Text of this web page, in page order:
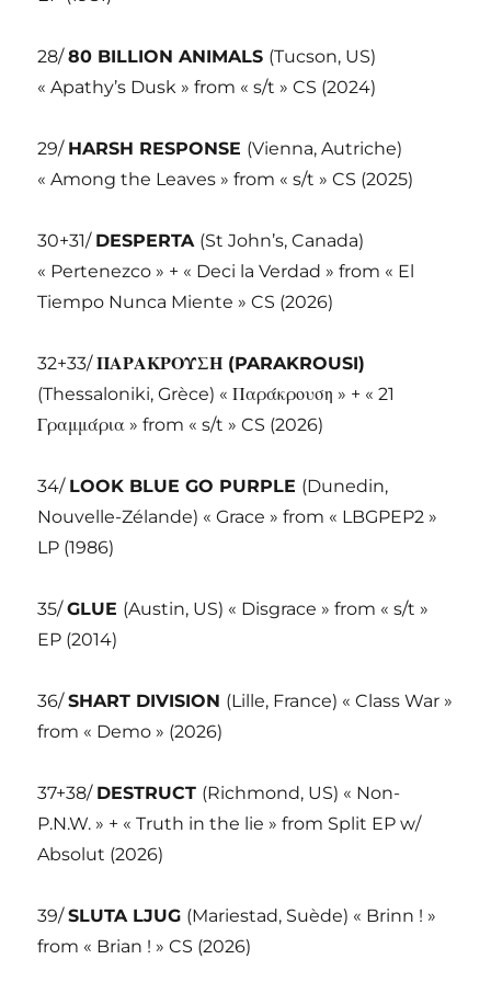
28/80 BILLION ANIMALS (Tucson, US)
« Apathy’s Dusk » from « s/t » CS (2024)
29/ HARSH RESPONSE (Vienna, Autriche)
« Among the Leaves » from « s/t » CS (2025)
30+31/ DESPERTA (St John’s, Canada)
« Pertenezco » + « Deci la Verdad » from « El
Tiempo Nunca Miente » CS (2026)
32+33/ΠΑΡΑΚΡΟΥΣΗ (PARAKROUSI)
(Thessaloniki, Grèce) «Παράκρουση » + « 21
Γραμμάρια » from « s/t » CS (2026)
34/ LOOK BLUE GO PURPLE (Dunedin,
Nouvelle-Zélande) « Grace » from « LBGPEP2 »
LP (1986)
35/GLUE (Austin, US) « Disgrace » from « s/t »
EP (2014)
36/SHART DIVISION (Lille, France) « Class War »
from « Demo » (2026)
37+38/ DESTRUCT (Richmond, US) « Non-
P.N.W. » + « Truth in the lie » from Split EP w/
Absolut (2026)
39/SLUTA LJUG (Mariestad, Suède) « Brinn ! »
from « Brian ! » CS (2026)